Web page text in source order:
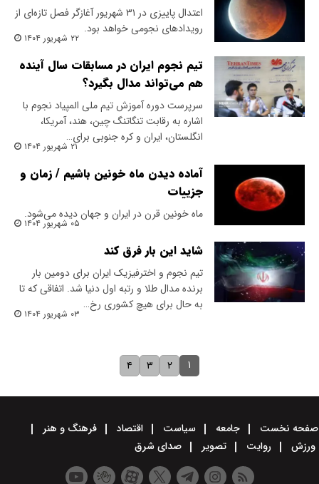
اعتدال پاییزی در ۳۱ شهریور آغازگر فصل تازه‌ای از
رویدادهای نجومی خواهد بود.
۲۲ شهریور ۱۴۰۴
تیم نجوم ایران در مسابقات سال آینده
هم می‌تواند مدال بگیرد؟
سرپرست دوره آموزش تیم ملی المپیاد نجوم با
اشاره به رقابت تنگاتنگ چین، هند، آمریکا،
انگلستان، ایران و کره جنوبی برای…
۲۱ شهریور ۱۴۰۴
آماده دیدن ماه خونین باشیم / زمان و
جزییات
ماه خونین قرن در ایران و جهان دیده می‌شود.
۰۵ شهریور ۱۴۰۴
شاید این‌ بار فرق کند
تیم نجوم و اخترفیزیک ایران برای دومین بار
برنده مدال طلا و رتبه اول دنیا شد. اتفاقی که تا
به حال برای هیچ کشوری رخ…
۰۳ شهریور ۱۴۰۴
۱ ۲ ۳ ۴
صفحه نخست جامعه سیاست اقتصاد
فرهنگ و هنر
ورزش
روایت تصویر صدای شرق